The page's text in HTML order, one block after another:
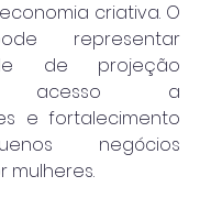
criativa. O
representar
de projeção
acesso a
e fortalecimento
negócios
mulheres.